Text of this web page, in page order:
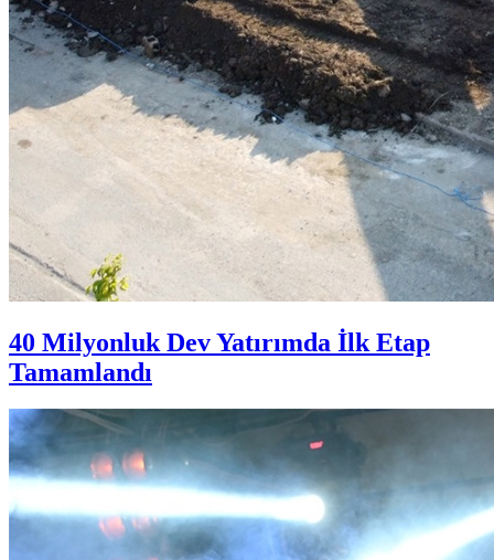
40 Milyonluk Dev Yatırımda İlk Etap
Tamamlandı